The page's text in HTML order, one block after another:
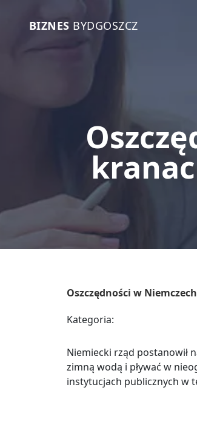
BIZNES BYDGOSZCZ
Oszczędności w
Kategoria:
Niemiecki rząd postanowił
zimną wodą i pływać w
instytucjach publicznych w